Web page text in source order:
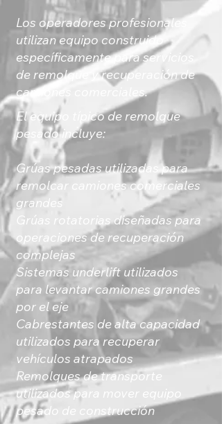
Los operadores profesionales
utilizan equipo construido
específicamente para servicios
de remolque y recuperación de
camiones comerciales.
El equipo típico de remolque
pesado incluye:
Grúas pesadas utilizadas para
remolcar camiones comerciales
grandes
Grúas rotatorias diseñadas para
operaciones de recuperación
complejas
Sistemas underlift utilizados
para levantar camiones grandes
por el eje
Cabrestantes de alta capacidad
utilizados para recuperar
vehículos atrapados
Remolques de transporte
utilizados para mover equipo
pesado de construcción